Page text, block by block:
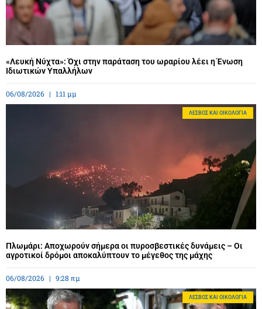
«Λευκή Νύχτα»: Όχι στην παράταση του ωραρίου λέει η Ένωση
Ιδιωτικών Υπαλλήλων
06/08/2026 1:11 μμ
ΛΈΣΒΟΣ ΚΑΙ ΟΙΚΟΛΟΓΊΑ
Πλωμάρι: Αποχωρούν σήμερα οι πυροσβεστικές δυνάμεις – Οι
αγροτικοί δρόμοι αποκαλύπτουν το μέγεθος της μάχης
06/08/2026 9:28 πμ
ΛΈΣΒΟΣ ΚΑΙ ΟΙΚΟΛΟΓΊΑ